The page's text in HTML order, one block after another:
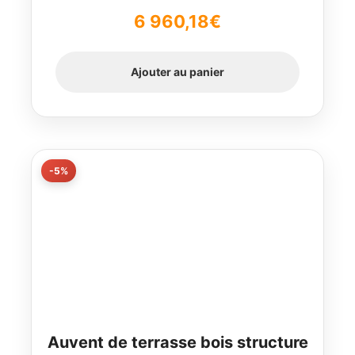
6 960,18€
Ajouter au panier
-5%
Auvent de terrasse bois structure